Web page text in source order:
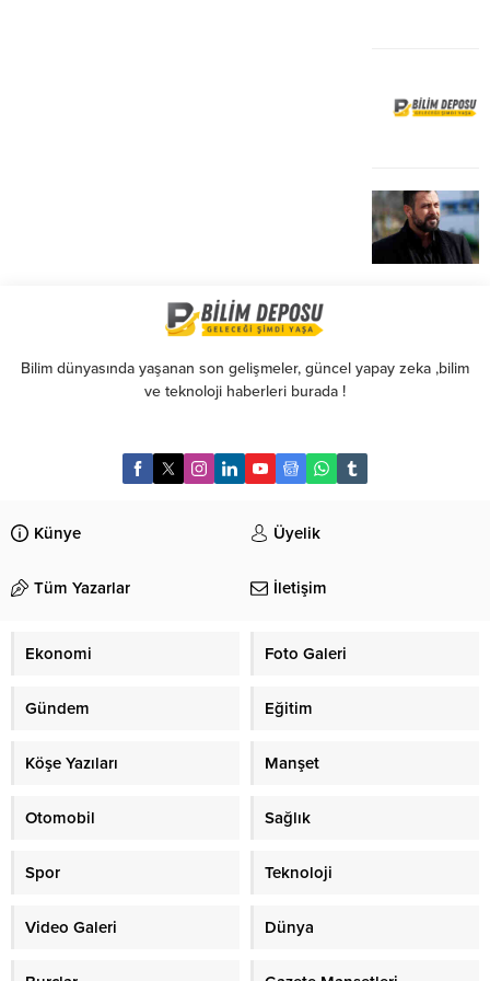
Bilim dünyasında yaşanan son gelişmeler, güncel yapay zeka ,bilim
ve teknoloji haberleri burada !
Künye Üyelik
Tüm Yazarlar İletişim
Ekonomi Foto Galeri
Gündem Eğitim
Köşe Yazıları Manşet
Otomobil Sağlık
Spor Teknoloji
Video Galeri Dünya